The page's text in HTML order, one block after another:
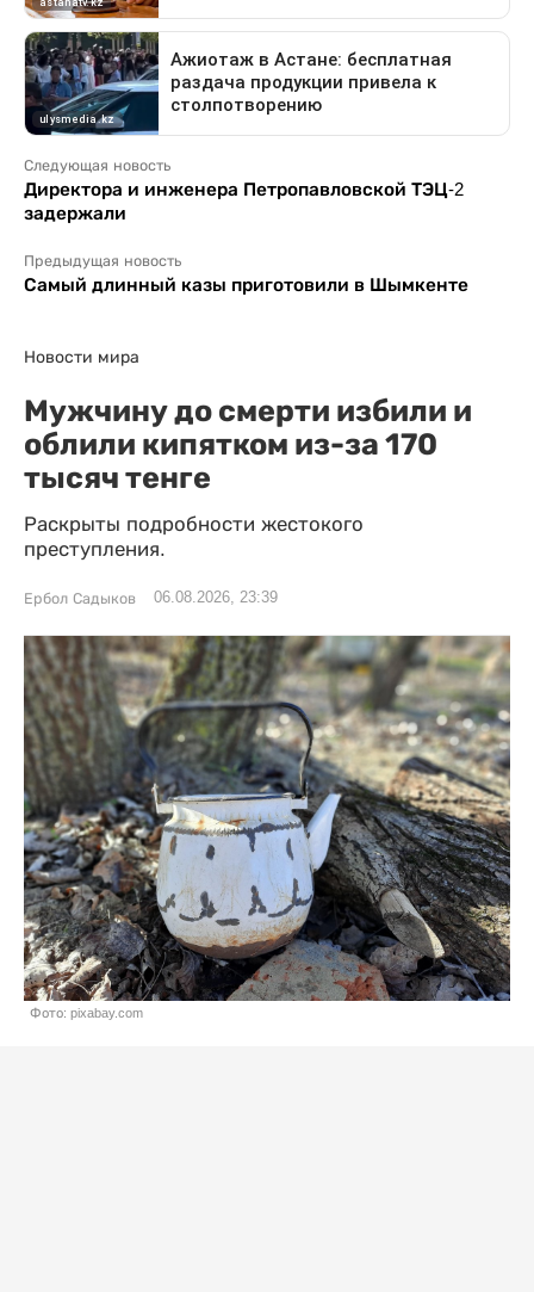
Следующая новость
Директора и инженера Петропавловской ТЭЦ-2
задержали
Предыдущая новость
Самый длинный казы приготовили в Шымкенте
Новости мира
Мужчину до смерти избили и
облили кипятком из-за 170
тысяч тенге
Раскрыты подробности жестокого
преступления.
Ербол Садыков 06.08.2026, 23:39
Фото: pixabay.com